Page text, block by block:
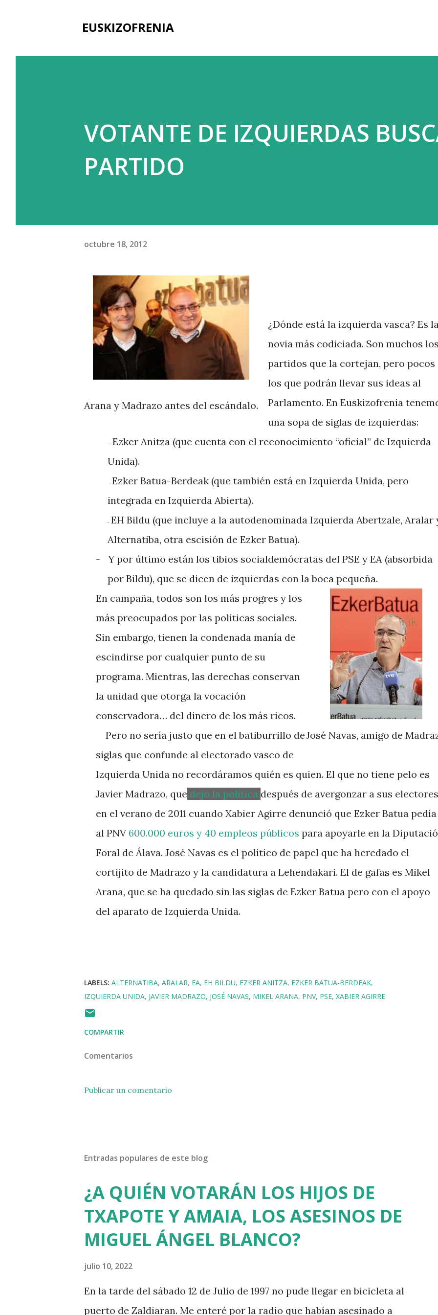
EUSKIZOFRENIA
VOTANTE DE IZQUIERDAS
PARTIDO
octubre 18, 2012
Arana y Madrazo antes del escándalo.
¿Dónde está la izquierda vasca? Es
novia más codiciada. Son muchos los
partidos que la cortejan, pero pocos
los que podrán llevar sus ideas al
Parlamento. En Euskizofrenia
una sopa de siglas de izquierdas:
- Ezker Anitza (que cuenta con el reconocimiento “oficial” de Izquierda
Unida).
- Ezker Batua-Berdeak (que también está en Izquierda Unida, pero
integrada en Izquierda Abierta).
- EH Bildu (que incluye a la autodenominada Izquierda Abertzale, Aralar
Alternatiba, otra escisión de Ezker Batua).
-
Y por último están los tibios socialdemócratas del PSE y EA (absorbida
por Bildu), que se dicen de izquierdas con la boca pequeña.
José Navas, amigo de
En campaña, todos son los más progres y los
más preocupados por las políticas sociales.
Sin embargo, tienen la condenada manía de
escindirse por cualquier punto de su
programa. Mientras, las derechas conservan
la unidad que otorga la vocación
conservadora… del dinero de los más ricos.
Pero no sería justo que en el batiburrillo de
siglas que confunde al electorado vasco de
Izquierda Unida no recordáramos quién es quien. El que no tiene pelo es
Javier Madrazo, que dejó la política después de avergonzar a sus electores
en el verano de 2011 cuando Xabier Agirre denunció que Ezker Batua pedía
al PNV 600.000 euros y 40 empleos públicos para apoyarle en la
Foral de Álava. José Navas es el político de papel que ha heredado el
cortijito de Madrazo y la candidatura a Lehendakari. El de gafas es Mikel
Arana, que se ha quedado sin las siglas de Ezker Batua pero con el apoyo
del aparato de Izquierda Unida.
LABELS: ALTERNATIBA ARALAR EA EH BILDU EZKER ANITZA EZKER BATUA-BERDEAK
IZQUIERDA UNIDA JAVIER MADRAZO JOSÉ NAVAS MIKEL ARANA PNV PSE XABIER AGIRRE
COMPARTIR
Comentarios
Publicar un comentario
Entradas populares de este blog
¿A QUIÉN VOTARÁN LOS HIJOS DE
TXAPOTE Y AMAIA, LOS ASESINOS DE
MIGUEL ÁNGEL BLANCO?
julio 10, 2022
En la tarde del sábado 12 de Julio de 1997 no pude llegar en bicicleta al
puerto de Zaldiaran. Me enteré por la radio que habían asesinado a